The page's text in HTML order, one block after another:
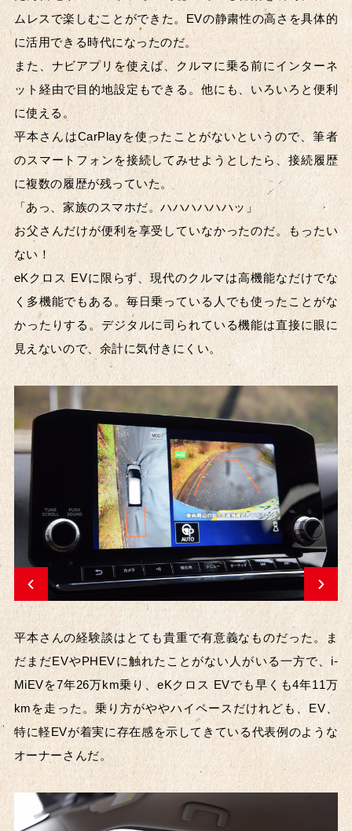
ムレスで楽しむことができた。EVの静粛性の高さを具体的
に活用できる時代になったのだ。
また、ナビアプリを使えば、クルマに乗る前にインターネ
ット経由で目的地設定もできる。他にも、いろいろと便利
に使える。
平本さんはCarPlayを使ったことがないというので、筆者
のスマートフォンを接続してみせようとしたら、接続履歴
に複数の履歴が残っていた。
「あっ、家族のスマホだ。ハハハハハハッ」
お父さんだけが便利を享受していなかったのだ。もったい
ない！
eKクロス EVに限らず、現代のクルマは高機能なだけでな
く多機能でもある。毎日乗っている人でも使ったことがな
かったりする。デジタルに司られている機能は直接に眼に
見えないので、余計に気付きにくい。
平本さんの経験談はとても貴重で有意義なものだった。ま
だまだEVやPHEVに触れたことがない人がいる一方で、i-
MiEVを7年26万km乗り、eKクロス EVでも早くも4年11万
kmを走った。乗り方がややハイペースだけれども、EV、
特に軽EVが着実に存在感を示してきている代表例のような
オーナーさんだ。